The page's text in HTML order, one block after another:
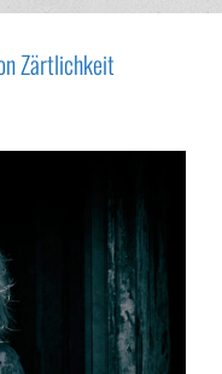
Zärtlichkeit